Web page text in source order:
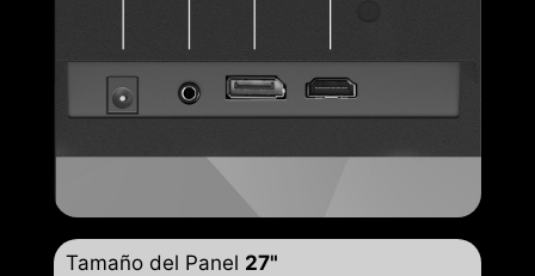
Tamaño del Panel 27"